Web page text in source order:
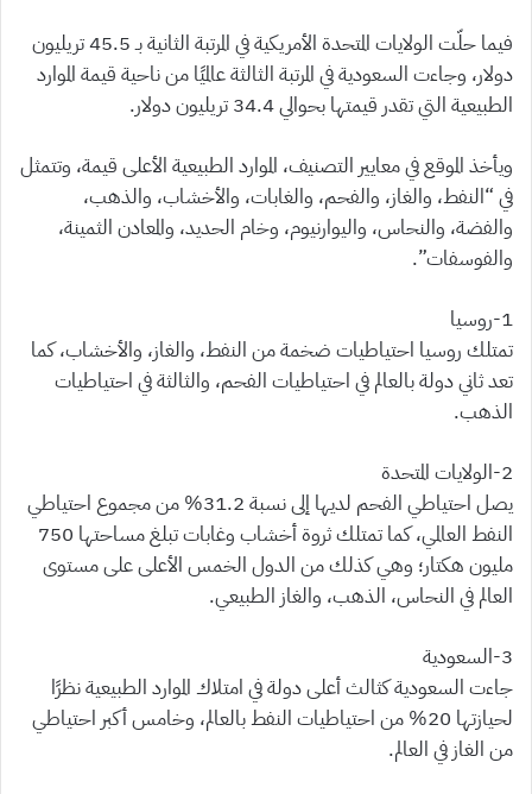
فيما حلّت الولايات المتحدة الأمريكية في المرتبة الثانية بـ 45.5 تريليون
دولار، وجاءت السعودية في المرتبة الثالثة عالميًا من ناحية قيمة الموارد
الطبيعية التي تقدر قيمتها بحوالي 34.4 تريليون دولار.
ويأخذ الموقع في معايير التصنيف، الموارد الطبيعية الأعلى قيمة، وتتمثل
في “النفط، والغاز، والفحم، والغابات، والأخشاب، والذهب،
والفضة، والنحاس، واليوارنيوم، وخام الحديد، والمعادن الثمينة،
والفوسفات”.
1-روسيا
تمتلك روسيا احتياطيات ضخمة من النفط، والغاز، والأخشاب، كما
تعد ثاني دولة بالعالم في احتياطيات الفحم، والثالثة في احتياطيات
الذهب.
2-الولايات المتحدة
يصل احتياطي الفحم لديها إلى نسبة 31.2% من مجموع احتياطي
النفط العالمي، كما تمتلك ثروة أخشاب وغابات تبلغ مساحتها 750
مليون هكتار؛ وهي كذلك من الدول الخمس الأعلى على مستوى
العالم في النحاس، الذهب، والغاز الطبيعي.
3-السعودية
جاءت السعودية كثالث أعلى دولة في امتلاك الموارد الطبيعية نظرًا
لحيازتها 20% من احتياطيات النفط بالعالم، وخامس أكبر احتياطي
من الغاز في العالم.